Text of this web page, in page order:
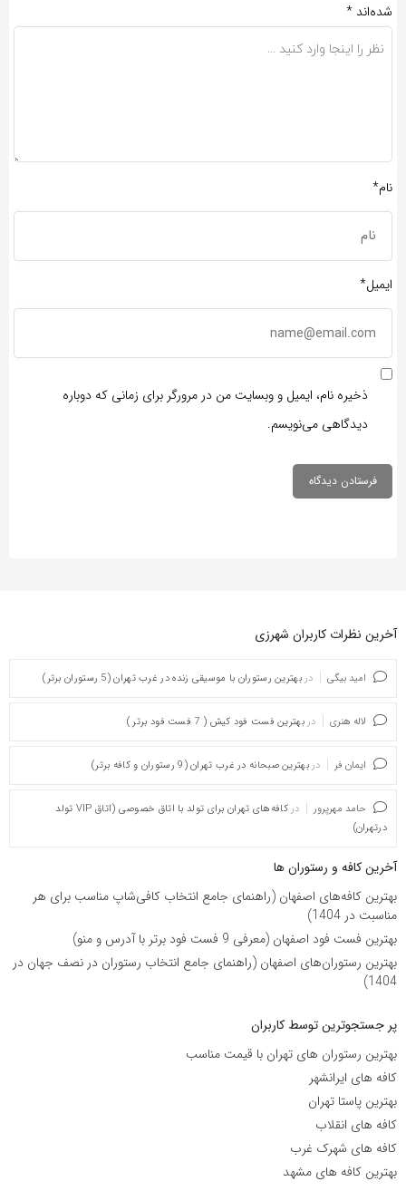
شده‌اند *
نام*
ایمیل*
ذخیره نام، ایمیل و وبسایت من در مرورگر برای زمانی که دوباره
دیدگاهی می‌نویسم.
آخرین نظرات کاربران شهرزی
امید بیگی دربهترین رستوران با موسیقی زنده در غرب تهران (5 رستوران برتر)
لاله هنری دربهترین فست فود کیش ( 7 فست فود برتر )
ایمان فر دربهترین صبحانه در غرب تهران (9 رستوران و کافه برتر)
حامد مهرپرور در
کافه‌های تهران برای تولد با اتاق خصوصی (اتاق VIP تولد
درتهران)
آخرین کافه و رستوران ها
بهترین کافه‌های اصفهان (راهنمای جامع انتخاب کافی‌شاپ مناسب برای هر
مناسبت در 1404)
بهترین فست فود اصفهان (معرفی 9 فست فود برتر با آدرس و منو)
بهترین رستوران‌های اصفهان (راهنمای جامع انتخاب رستوران در نصف جهان در
1404)
پر جستجوترین توسط کاربران
بهترین رستوران های تهران با قیمت مناسب
کافه های ایرانشهر
بهترین پاستا تهران
کافه های انقلاب
کافه های شهرک غرب
بهترین کافه های مشهد